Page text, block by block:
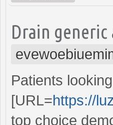
Drain
Patients
[URL=https://
top choice